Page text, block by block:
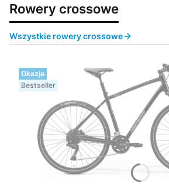
Rowery crossowe
Wszystkie rowery crossowe
Okazja
Bestseller